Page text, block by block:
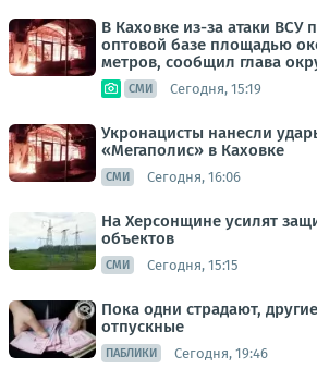
В Каховке из-за атаки
оптовой базе площадью
метров, сообщил глава
СМИ Сегодня, 15:19
Укронацисты нанесли
«Мегаполис» в Каховке
СМИ Сегодня, 16:06
На Херсонщине усилят
объектов
СМИ Сегодня, 15:15
Пока одни страдают,
отпускные
ПАБЛИКИ Сегодня, 19:46